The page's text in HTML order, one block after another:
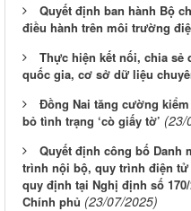
Quyết định ban hành Bộ
điều hành trên môi trường
Thực hiện kết nối, chia
quốc gia, cơ sở dữ liệu
Đồng Nai tăng cường
bỏ tình trạng ‘cò giấy tờ’ (23/
Quyết định công bố Danh
trình nội bộ, quy trình điện
quy định tại Nghị định số 170/
Chính phủ (23/07/2025)